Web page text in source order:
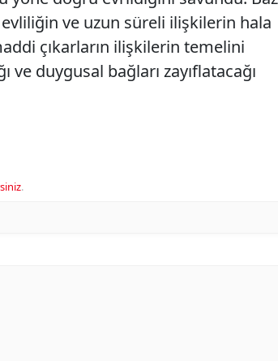
ve uzun süreli ilişkilerin hala
çıkarların ilişkilerin temelini
ve duygusal bağları zayıflatacağı
.